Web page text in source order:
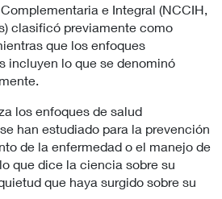
e Integral (NCCIH,
clasificó previamente como
que los enfoques
incluyen lo que se denominó
los enfoques de salud
han estudiado para la prevención
de la enfermedad o el manejo de
que dice la ciencia sobre su
que haya surgido sobre su